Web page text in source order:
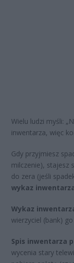
Wielu ludzi myśli:
inwentarza, więc
Gdy przyjmiesz
milczenie), stajesz
do zera (jeśli
wykaz
Wykaz
wierzyciel (bank)
Spis inwentarza
wycenia stary